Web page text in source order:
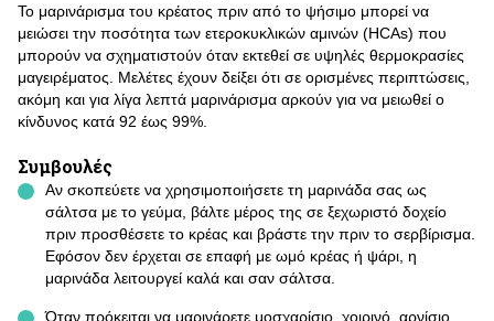
Το μαρινάρισμα του κρέατος πριν από το ψήσιμο μπορεί να
μειώσει την ποσότητα των ετεροκυκλικών αμινών (HCAs) που
μπορούν να σχηματιστούν όταν εκτεθεί σε υψηλές θερμοκρασίες
μαγειρέματος. Μελέτες έχουν δείξει ότι σε ορισμένες περιπτώσεις,
ακόμη και για λίγα λεπτά μαρινάρισμα αρκούν για να μειωθεί ο
κίνδυνος κατά 92 έως 99%.
Συμβουλές
Αν σκοπεύετε να χρησιμοποιήσετε τη μαρινάδα σας ως
σάλτσα με το γεύμα, βάλτε μέρος της σε ξεχωριστό δοχείο
πριν προσθέσετε το κρέας και βράστε την πριν το σερβίρισμα.
Εφόσον δεν έρχεται σε επαφή με ωμό κρέας ή ψάρι, η
μαρινάδα λειτουργεί καλά και σαν σάλτσα.
Όταν πρόκειται να μαρινάρετε μοσχαρίσιο, χοιρινό, αρνίσιο